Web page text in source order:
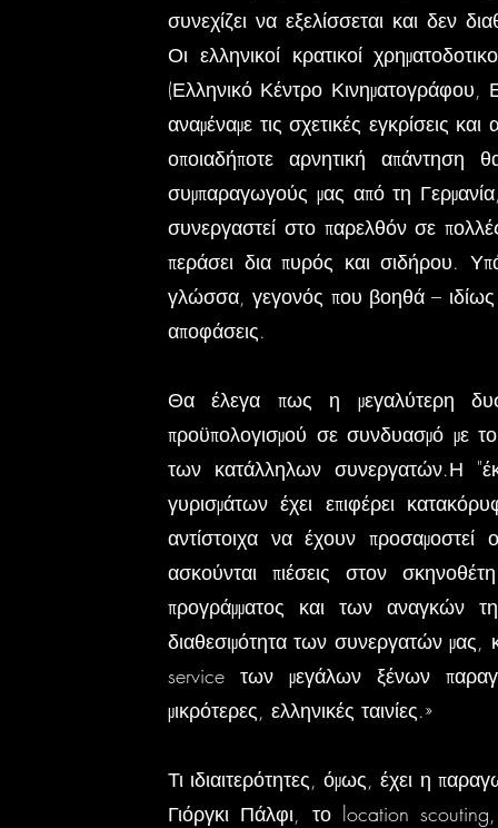
συνεχίζει να εξελίσσεται και δεν
Οι ελληνικοί κρατικοί
(Ελληνικό Κέντρο Κινηματογράφου,
αναμέναμε τις σχετικές εγκρίσεις
οποιαδήποτε αρνητική
συμπαραγωγούς μας από τη
συνεργαστεί στο παρελθόν σε
περάσει δια πυρός και σιδήρου.
γλώσσα, γεγονός που βοηθά – ιδίως
αποφάσεις.
Θα έλεγα πως η μεγαλύτερη
προϋπολογισμού σε συνδυασμό με
των κατάλληλων συνεργατών.Η
γυρισμάτων έχει επιφέρει
αντίστοιχα να έχουν προσαμοστεί
ασκούνται πιέσεις στον
προγράμματος και των αναγκών
διαθεσιμότητα των συνεργατών μας,
service των μεγάλων ξένων
μικρότερες, ελληνικές ταινίες.»
Τι ιδιαιτερότητες, όμως, έχει η
Γιόργκι Πάλφι, το location